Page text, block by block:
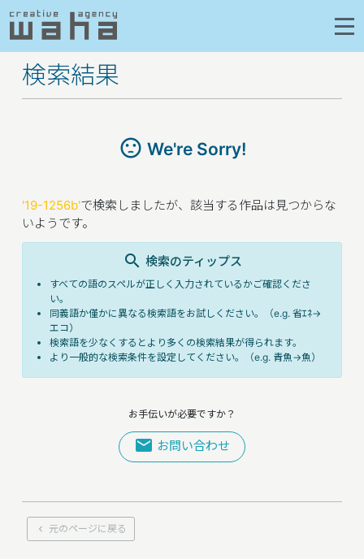
検索結果
sentiment_dissatisfied We're Sorry!
'19-1256b'で検索しましたが、該当する作品は見つからな
いようです。
search 検索のティップス
すべての語のスペルが正しく入力されているかご確認くださ
い。
同義語か僅かに異なる検索語をお試しください。（e.g. 省ｴﾈ→
エコ）
検索語を少なくするとより多くの検索結果が得られます。
より一般的な検索条件を設定してください。（e.g. 青魚→魚）
お手伝いが必要ですか？
mail お問い合わせ
keyboard_arrow_left 元のページに戻る